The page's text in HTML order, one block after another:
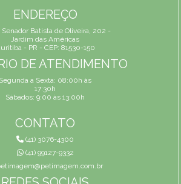
ENDEREÇO
Senador Batista de Oliveira, 202 -
Jardim das Américas
- PR - CEP: 81530-150
DE ATENDIMENTO
Segunda a Sexta: 08:00h às
17:30h
Sábados: 9:00 às 13:00h
CONTATO
(41) 3076-4300
(41) 99127-9332